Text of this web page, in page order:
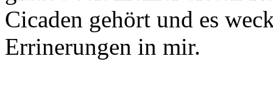
Cicaden gehört und es
Errinerungen in mir.